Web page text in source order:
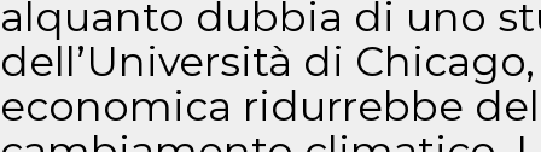
alquanto dubbia di uno
dell’Università di
economica ridurrebbe